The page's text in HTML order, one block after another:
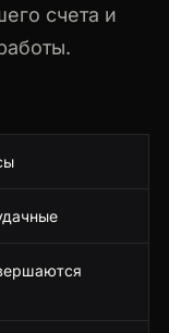
счета и